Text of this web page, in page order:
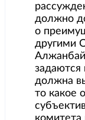
должно
о
другими
задаются
должна
то какое